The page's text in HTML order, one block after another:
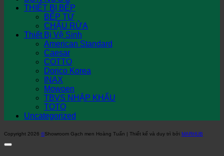
THIẾT BỊ BẾP
BẾP TỪ
CHẬU RỬA
Thiết Bị Vệ Sinh
American Standard
Caesar
COTTO
Dorico Korea
INAX
Mowoen
TBVS NHẬP KHẨU
TOTO
Uncategorized
Copyright 2026 ©Showroom Gạch men Hoàng Tuấn | Thiết kế và duy trì bởi MARHUB